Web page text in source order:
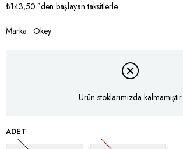
₺143,50 `den başlayan taksitlerle
Marka : Okey
Ürün stoklarımızda kalmamıştır.
ADET